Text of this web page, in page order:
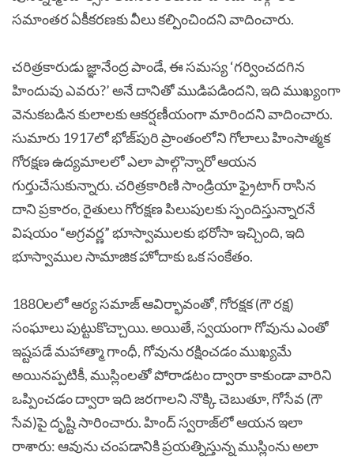
సమాంతర ఏకీకరణకు వీలు కల్పించిందని వాదించారు.
చరిత్రకారుడు జ్ఞానేంద్ర పాండే, ఈ సమస్య ‘గర్వించదగిన
హిందువు ఎవరు?’ అనే దానితో ముడిపడిందని, ఇది ముఖ్యంగా
వెనుకబడిన కులాలకు ఆకర్షణీయంగా మారిందని వాదించారు.
సుమారు 1917లో భోజ్‌పురి ప్రాంతంలోని గోలాలు హింసాత్మక
గోరక్షణ ఉద్యమాలలో ఎలా పాల్గొన్నారో ఆయన
గుర్తుచేసుకున్నారు. చరిత్రకారిణి సాండ్రియా ఫ్రైటాగ్ రాసిన
దాని ప్రకారం, రైతులు గోరక్షణ పిలుపులకు స్పందిస్తున్నారనే
విషయం “అగ్రవర్ణ” భూస్వాములకు భరోసా ఇచ్చింది, ఇది
భూస్వాముల సామాజిక హోదాకు ఒక సంకేతం.
1880లలో ఆర్య సమాజ్ ఆవిర్భావంతో, గోరక్షక (గౌ రక్ష)
సంఘాలు పుట్టుకొచ్చాయి. అయితే, స్వయంగా గోవును ఎంతో
ఇష్టపడే మహాత్మా గాంధీ, గోవును రక్షించడం ముఖ్యమే
అయినప్పటికీ, ముస్లింలతో పోరాడటం ద్వారా కాకుండా వారిని
ఒప్పించడం ద్వారా ఇది జరగాలని నొక్కి చెబుతూ, గోసేవ (గౌ
సేవ)పై దృష్టి సారించారు. హింద్ స్వరాజ్‌లో ఆయన ఇలా
రాశారు: ఆవును చంపడానికి ప్రయత్నిస్తున్న ముస్లింను అలా